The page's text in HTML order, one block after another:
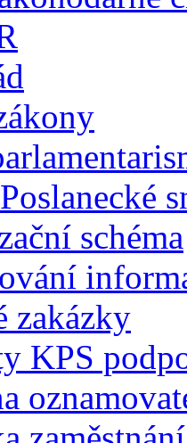
schéma
zakázky
KPS